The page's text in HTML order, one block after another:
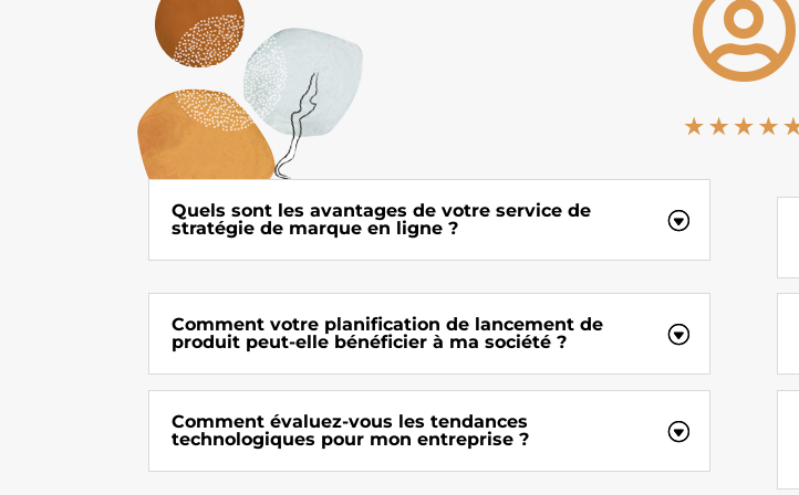

Quels sont les avantages de votre service de
stratégie de marque en ligne ?
Comment votre planification de lancement de
produit peut-elle bénéficier à ma société ?
Comment évaluez-vous les tendances
technologiques pour mon entreprise ?